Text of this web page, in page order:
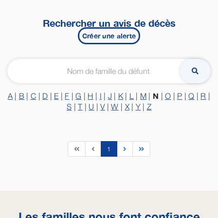
Rechercher un avis de décès
Créer une alerte
A B C D E F |G H I J K L M N |O P |Q R
S |T U |V|W X| Y| Z
1